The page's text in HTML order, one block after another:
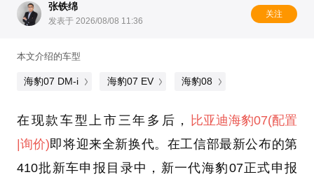
张铁绵
发表于 2026/08/08 11:36
关注
本文介绍的车型
海豹07 DM-i 海豹07 EV 海豹08
在现款车型上市三年多后， 比亚迪海豹07(配置
|询价)即将迎来全新换代。在工信部最新公布的第
410批新车申报目录中，新一代海豹07正式申报